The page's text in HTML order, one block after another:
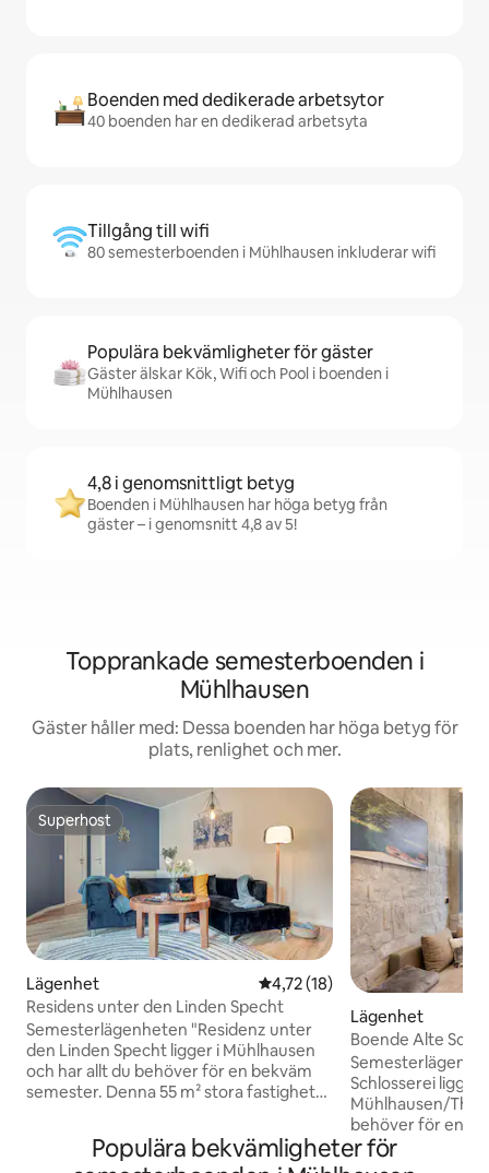
Boenden med dedikerade arbetsytor
40 boenden har en dedikerad arbetsyta
Tillgång till wifi
80 semesterboenden i Mühlhausen inkluderar wifi
Populära bekvämligheter för gäster
Gäster älskar Kök, Wifi och Pool i boenden i
Mühlhausen
4,8 i genomsnittligt betyg
Boenden i Mühlhausen har höga betyg från
gäster – i genomsnitt 4,8 av 5!
Topprankade semesterboenden i
Mühlhausen
Gäster håller med: Dessa boenden har höga betyg för
plats, renlighet och mer.
Superhost
Superhost
Lägenhet 4,72 av 5 i genomsnittligt
4,72 (18)
Residens unter den Linden Specht
Semesterlägenheten "Residenz unter
den Linden Specht ligger i Mühlhausen
och har allt du behöver för en bekväm
semester. Denna 55 m² stora fastighet
bäddsoffa för en person, ett fullt
utrustat kök med diskmaskin, 1 sovrum
Lägenhet
Boende Alte
Schlosserei ligger i
Mühlhausen/
behöver för en
35 m² stora
vardagsrum
Populära bekvämligheter för